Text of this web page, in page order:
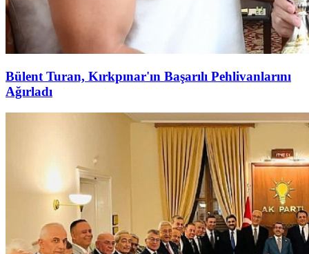
Bülent Turan, Kırkpınar'ın Başarılı Pehlivanlarını
Ağırladı